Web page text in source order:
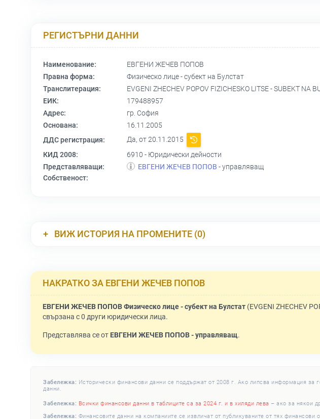
РЕГИСТЪРНИ ДАННИ
Наименование:
ЕВГЕНИ ЖЕЧЕВ ПОПОВ
Правна форма:
Физическо лице - субект на Булстат
Транслитерация:
EVGENI ZHECHEV POPOV FIZICHESKO LITSE - SUBEKT NA
ЕИК:
179488957
Адрес:
гр. София
Основана:
16.11.2005
ДДС регистрация:
Да, от 20.11.2015
КИД 2008:
6910 - Юридически дейности
Представляващи:
ЕВГЕНИ ЖЕЧЕВ ПОПОВ - управляващ
Собственост:
ВИЖ ИСТОРИЯ НА ПРОМЕНИТЕ (0)
НАКРАТКО ЗА ЕВГЕНИ ЖЕЧЕВ ПОПОВ
ЕВГЕНИ ЖЕЧЕВ ПОПОВ Физическо лице - субект на Булстат (EVGENI ZHECHEV
свързана с 0 други юридически лица.
Представлява се от ЕВГЕНИ ЖЕЧЕВ ПОПОВ - управляващ.
Забележка: Исторически финансови данни се поддържат от 2008 г. Ако липсва информация за
данни.
Забележка: Всички финансови данни в таблиците са за 2024 г. и в хиляди лева – ако за някои
Забележка: Финансовите данни на компаниите се извличат от публикуваните от тях